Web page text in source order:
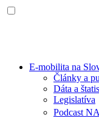
E-mobilita na
Články a
Dáta a
Legislatíva
Podcast